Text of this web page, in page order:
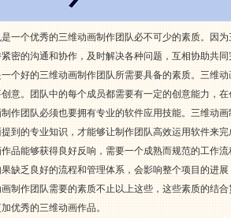
一个优秀的三维动画制作团队必不可少的素质。因
密的沟通和协作，及时解决各种问题，互相协助共
个好的三维动画制作团队所需要具备的素质。三维
意。团队中的每个成员都需要有一定的创意能力，
作团队必须也要拥有专业的软件应用技能。三维动
到的专业知识，才能够让制作团队高效运用软件来
品能够获得良好反响，需要一个成熟而规范的工作
缺乏良好的流程和管理体系，会影响整个项目的进
制作团队需要的素质不止以上这些，这些素质的结
优秀的三维动画作品。